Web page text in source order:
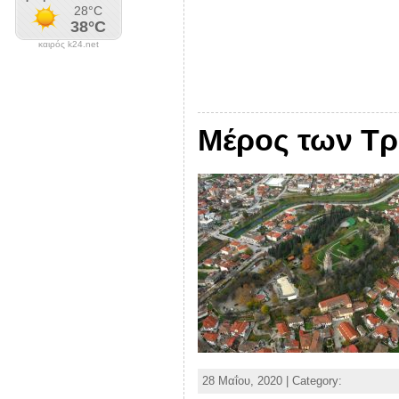
καιρός k24.net
Μέρος των
28 Μαΐου, 2020 | Category: